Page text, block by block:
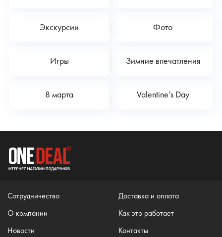
Экскурсии Фото
Игры Зимние впечатления
8 марта Valentine’s Day
Сотрудничество
О компании
Новости
Доставка и оплата
Как это работает
Контакты